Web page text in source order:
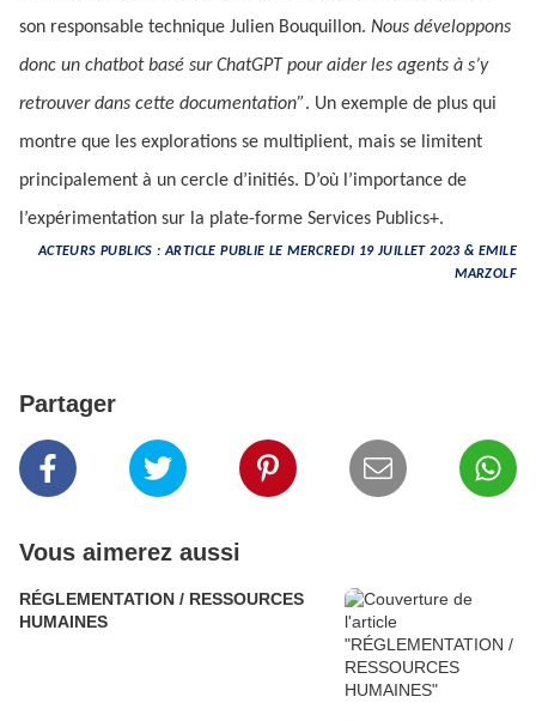
son responsable technique Julien Bouquillon. Nous développons
donc un chatbot basé sur ChatGPT pour aider les agents à s’y
retrouver dans cette documentation”. Un exemple de plus qui
montre que les explorations se multiplient, mais se limitent
principalement à un cercle d’initiés. D’où l’importance de
l’expérimentation sur la plate-forme Services Publics+.
ACTEURS PUBLICS : ARTICLE PUBLIE LE MERCREDI 19 JUILLET 2023 & EMILE
MARZOLF
Partager
Vous aimerez aussi
RÉGLEMENTATION / RESSOURCES
HUMAINES